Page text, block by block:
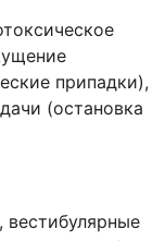
припадки),
(остановка
вестибулярные